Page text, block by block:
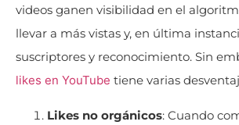
videos ganen visibilidad en el
llevar a más vistas y, en última
suscriptores y reconocimiento. Sin
likes en YouTube tiene varias
Likes no orgánicos: Cuando